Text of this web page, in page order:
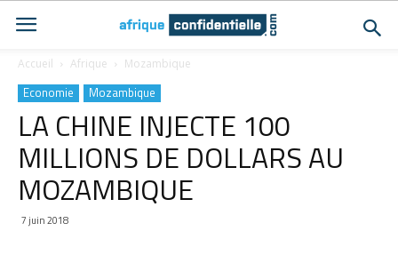
Accueil Afrique Mozambique
Economie Mozambique
LA CHINE INJECTE 100
MILLIONS DE DOLLARS AU
MOZAMBIQUE
7 juin 2018